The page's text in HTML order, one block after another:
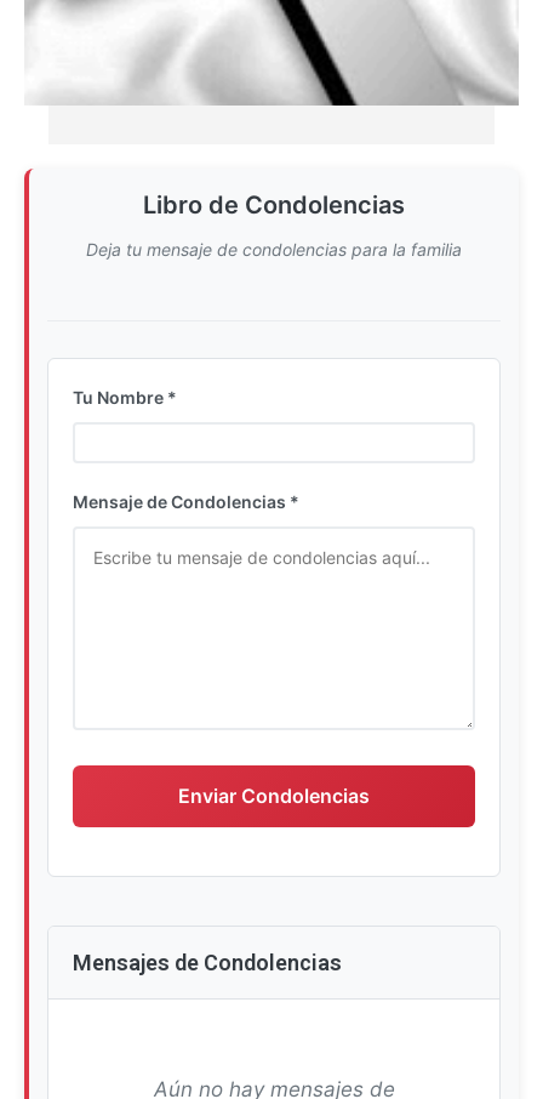
Libro de Condolencias
Deja tu mensaje de condolencias para la familia
Tu Nombre *
Mensaje de Condolencias *
Enviar Condolencias
Mensajes de Condolencias
Aún no hay mensajes de